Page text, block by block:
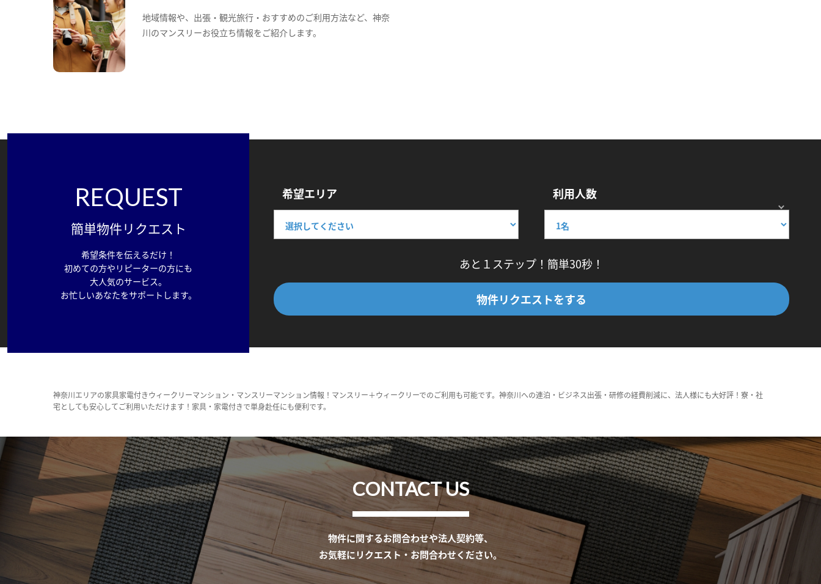
地域情報や、出張・観光旅行・おすすめのご利用方法など、神奈
川のマンスリーお役立ち情報をご紹介します。
REQUEST
簡単物件リクエスト
希望条件を伝えるだけ！
初めての方やリピーターの方にも
大人気のサービス。
お忙しいあなたをサポートします。
希望エリア 利用人数
あと１ステップ！簡単30秒！
物件リクエストをする
神奈川エリアの家具家電付きウィークリーマンション・マンスリーマンション情報！マンスリー＋ウィークリーでのご利用も可能です。神奈川への連泊・ビジネス出張・研修の経費削減に、法人様にも大好評！寮・社
宅としても安心してご利用いただけます！家具・家電付きで単身赴任にも便利です。
CONTACT US
物件に関するお問合わせや法人契約等、
お気軽にリクエスト・お問合わせください。